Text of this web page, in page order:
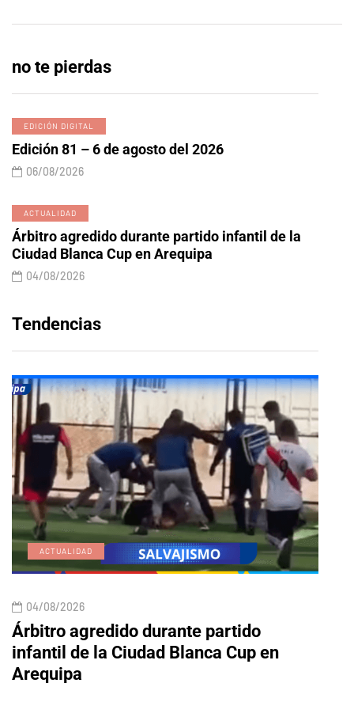
no te pierdas
EDICIÓN DIGITAL
Edición 81 – 6 de agosto del 2026
06/08/2026
ACTUALIDAD
Árbitro agredido durante partido infantil de la
Ciudad Blanca Cup en Arequipa
04/08/2026
Tendencias
ACTUALIDAD
04/08/2026
Árbitro agredido durante partido
infantil de la Ciudad Blanca Cup en
Arequipa